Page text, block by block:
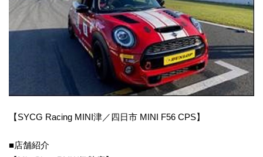
【SYCG Racing MINI津／四日市 MINI F56 CPS】
■店舗紹介